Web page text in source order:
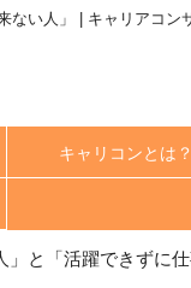
い人」 | キャリアコン
キャリコンとは？
と「活躍できずに仕